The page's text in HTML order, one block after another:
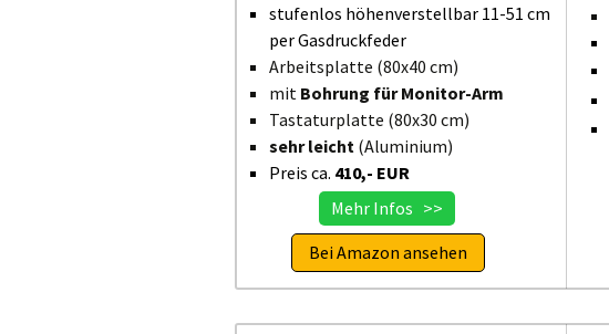
stufenlos höhenverstellbar 11-51 cm
per Gasdruckfeder
Arbeitsplatte (80x40 cm)
mit Bohrung für Monitor-Arm
Tastaturplatte (80x30 cm)
sehr leicht (Aluminium)
Preis ca. 410,- EUR
Mehr Infos >>
Bei Amazon ansehen